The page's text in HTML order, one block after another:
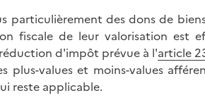
particulièrement des dons de
fiscale de leur valorisation est
d'impôt prévue à l'article
plus-values et moins-values
reste applicable.